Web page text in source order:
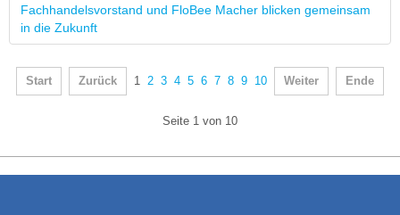
Fachhandelsvorstand und FloBee Macher blicken gemeinsam
in die Zukunft
Start Zurück 1 2 3 4 5 6 7 8 9 10 Weiter Ende
Seite 1 von 10